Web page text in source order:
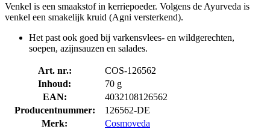
Venkel is een smaakstof in kerriepoeder. Volgens de Ayurveda is
venkel een smakelijk kruid (Agni versterkend).
Het past ook goed bij varkensvlees- en wildgerechten,
soepen, azijnsauzen en salades.
Art. nr.:
COS-126562
Inhoud:
70 g
EAN:
4032108126562
Producentnummer:
126562-DE
Merk:
Cosmoveda